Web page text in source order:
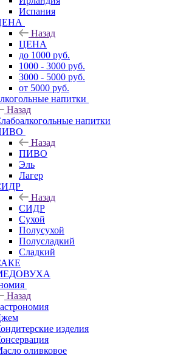
Испания
Назад
ЦЕНА
до 1000 руб.
1000 - 3000 руб.
3000 - 5000 руб.
от 5000 руб.
напитки
Назад
напитки
Назад
ПИВО
Эль
Лагер
Назад
СИДР
Сухой
Полусухой
Полусладкий
Сладкий
Назад
изделия
оливковое